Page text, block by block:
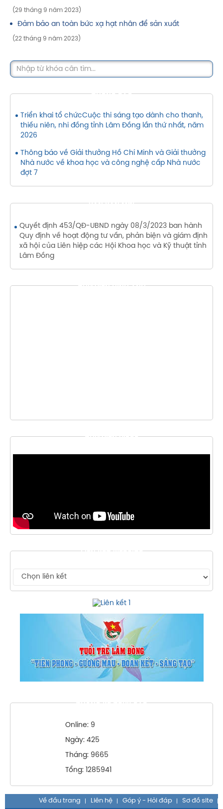
(29 tháng 9 năm 2023)
Đảm bảo an toàn bức xạ hạt nhân để sản xuất
(22 tháng 9 năm 2023)
THÔNG BÁO
Triển khai tổ chứcCuộc thi sáng tạo dành cho thanh,
thiếu niên, nhi đồng tỉnh Lâm Đồng lần thứ nhất, năm
2026
Thông báo về Giải thưởng Hồ Chí Minh và Giải thưởng
Nhà nước về khoa học và công nghệ cấp Nhà nước
đợt 7
VĂN BẢN MỚI
Quyết định 453/QĐ-UBND ngày 08/3/2023 ban hành
Quy định về hoạt động tư vấn, phản biện và giám định
xã hội của Liên hiệp các Hội Khoa học và Kỹ thuật tỉnh
Lâm Đồng
THƯ VIỆN HÌNH ẢNH
THƯ VIỆN VIDEO
LIÊN KẾT WEBSITE
THỐNG KÊ TRUY CẬP
Online: 9
Ngày: 425
Tháng: 9665
Tổng: 1285941
Về đầu trang Liên hệ Góp ý - Hỏi đáp Sơ đồ site